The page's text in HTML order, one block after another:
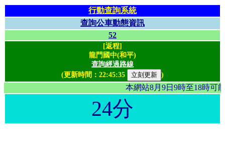
行動查詢系統
查詢公車動態資訊
52
[返程]
龍門國中(和平)
查詢經過路線
(更新時間： 22:45:35 )
本網站8月9日9時至18
24分